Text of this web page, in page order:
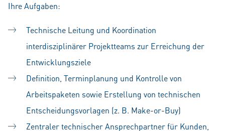
Ihre Aufgaben:
Technische Leitung und Koordination
interdisziplinärer Projektteams zur Erreichung der
Entwicklungsziele
Definition, Terminplanung und Kontrolle von
Arbeitspaketen sowie Erstellung von technischen
Entscheidungsvorlagen (z. B. Make-or-Buy)
Zentraler technischer Ansprechpartner für Kunden,